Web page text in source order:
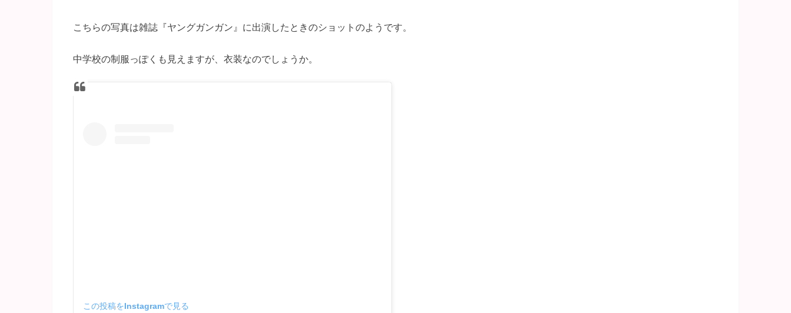
こちらの写真は雑誌『ヤングガンガン』に出演したときのショットのようです。
中学校の制服っぽくも見えますが、衣装なのでしょうか。
この投稿をInstagramで見る